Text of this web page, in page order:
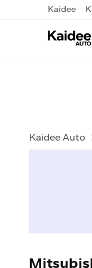
Kaidee
Kaidee Auto